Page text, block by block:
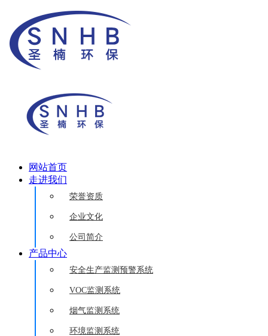
网站首页
走进我们
荣誉资质
企业文化
公司简介
产品中心
安全生产监测预警系统
VOC监测系统
烟气监测系统
环境监测系统